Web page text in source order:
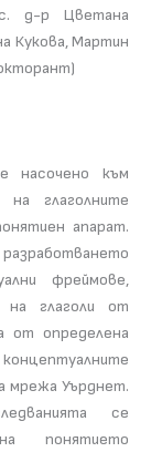
д-р Цветана
Кукова, Мартин
насочено към
на глаголните
апарат.
фреймове,
на глаголи от
от определена
мрежа Уърднет.
се
понятието